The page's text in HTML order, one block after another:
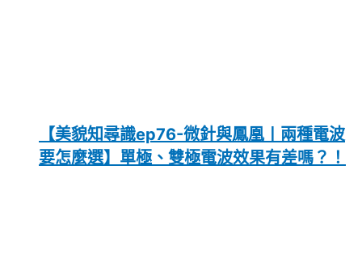
【美貌知尋識ep76-微針與鳳凰〡兩種電波
要怎麼選】單極、雙極電波效果有差嗎？！